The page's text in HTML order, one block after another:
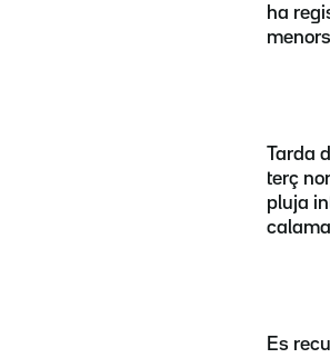
ha
Tarda
terç
pluja
Es